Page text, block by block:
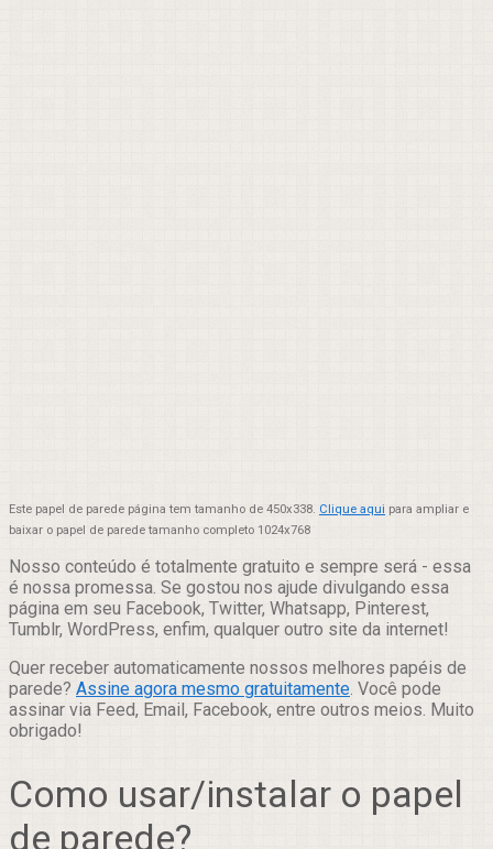
Este papel de parede página tem tamanho de 450x338. Clique aqui para ampliar e
baixar o papel de parede tamanho completo 1024x768
Nosso conteúdo é totalmente gratuito e sempre será - essa
é nossa promessa. Se gostou nos ajude divulgando essa
página em seu Facebook, Twitter, Whatsapp, Pinterest,
Tumblr, WordPress, enfim, qualquer outro site da internet!
Quer receber automaticamente nossos melhores papéis de
parede? Assine agora mesmo gratuitamente. Você pode
assinar via Feed, Email, Facebook, entre outros meios. Muito
obrigado!
Como usar/instalar o papel
de parede?